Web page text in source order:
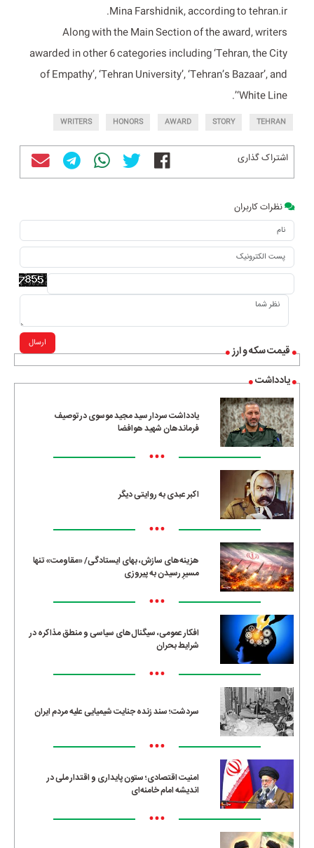
قیمت سکه و ارز
یادداشت
یادداشت سردار سید مجید موسوی در توصیف
فرماندهان شهید هوافضا
•••
اکبر عبدی به روایتی دیگر
•••
هزینه‌های سازش، بهای ایستادگی/ «مقاومت» تنها
مسیرِ رسیدن به پیروزی
•••
افکار عمومی، سیگنال‌های سیاسی و منطق مذاکره در
شرایط بحران
•••
سردشت؛ سند زنده جنایت شیمیایی علیه مردم ایران
•••
امنیت اقتصادی؛ ستون پایداری و اقتدار ملی در
اندیشه امام خامنه‌ای
•••
Mina Farshidnik, according to tehran.ir.
Along with the Main Section of the award, writers
awarded in other 6 categories including ‘Tehran, the City
of Empathy’, ‘Tehran University’, ‘Tehran’s Bazaar’, and
‘White Line’.
TEHRAN
STORY
AWARD
HONORS
WRITERS
اشتراک گذاری
نظرات کاربران
ارسال